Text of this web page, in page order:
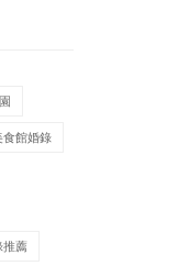
食館婚錄
推薦